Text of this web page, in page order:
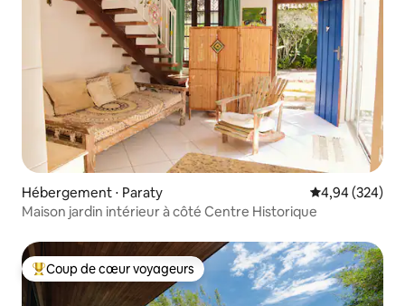
Hébergement ⋅ Paraty Évaluation
4,94 (324)
Maison jardin intérieur à côté Centre Historique
Coups de cœur voyageurs les plus appréciés
Coup de cœur voyageurs